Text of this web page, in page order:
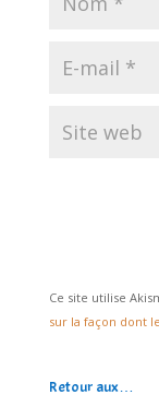
Ce site utilise
sur la façon dont
Retour aux…